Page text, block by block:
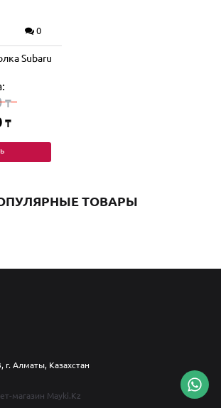
0
Subaru
₸
₸
ТОВАРЫ
г. Алматы, Казахстан
магазин Mayki.Kz